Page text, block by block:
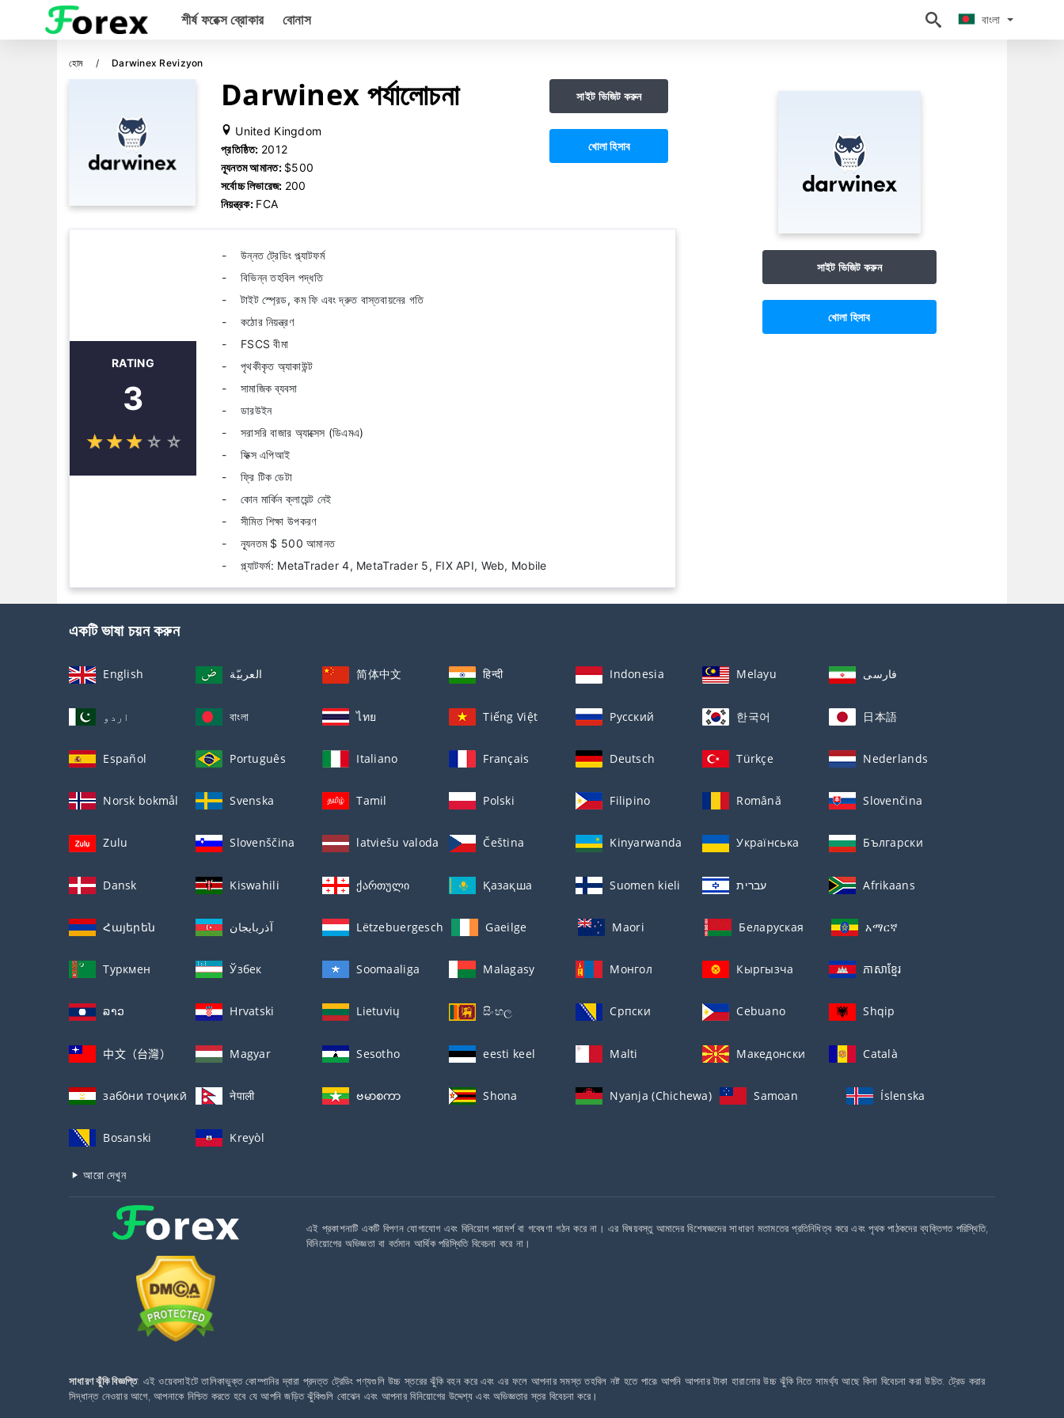
শীর্ষ ফরেক্স ব্রোকার বোনাস বাংলা
হোম Darwinex Revizyon
Darwinex পর্যালোচনা
United Kingdom
প্রতিষ্ঠিত: 2012
ন্যূনতম আমানত: $500
সর্বোচ্চ লিভারেজ: 200
নিয়ন্ত্রক: FCA
সাইট ভিজিট করুন
খোলা হিসাব
RATING
3
☆☆☆ ☆ ☆
★★★ ★ ★
উন্নত ট্রেডিং প্ল্যাটফর্ম
বিভিন্ন তহবিল পদ্ধতি
টাইট স্প্রেড, কম ফি এবং দ্রুত বাস্তবায়নের গতি
কঠোর নিয়ন্ত্রণ
FSCS বীমা
পৃথকীকৃত অ্যাকাউন্ট
সামাজিক ব্যবসা
ডারউইন
সরাসরি বাজার অ্যাক্সেস (ডিএমএ)
ফিক্স এপিআই
ফ্রি টিক ডেটা
কোন মার্কিন ক্লায়েন্ট নেই
সীমিত শিক্ষা উপকরণ
ন্যূনতম $ 500 আমানত
প্ল্যাটফর্ম: MetaTrader 4, MetaTrader 5, FIX API, Web, Mobile
সাইট ভিজিট করুন
খোলা হিসাব
একটি ভাষা চয়ন করুন
English العربيّة 简体中文 हिन्दी Indonesia Melayu فارسی
اردو বাংলা ไทย Tiếng Việt Русский 한국어 日本語
Español Português Italiano Français Deutsch Türkçe Nederlands
Norsk bokmål Svenska Tamil Polski Filipino Română Slovenčina
Zulu Slovenščina latviešu valoda Čeština Kinyarwanda Українська Български
Dansk Kiswahili ქართული Қазақша Suomen kieli עברית Afrikaans
Հայերեն آذربايجان Lëtzebuergesch Gaeilge Maori Беларуская አማርኛ
Туркмен Ўзбек Soomaaliga Malagasy Монгол Кыргызча ភាសាខ្មែរ
ລາວ Hrvatski Lietuvių සිංහල Српски Cebuano Shqip
中文（台灣） Magyar Sesotho eesti keel Malti Македонски Català
забо́ни тоҷикӣ́ नेपाली ဗမာစကာ Shona Nyanja (Chichewa) Samoan Íslenska
Bosanski Kreyòl
আরো দেখুন
এই প্রকাশনাটি একটি বিপণন যোগাযোগ এবং বিনিয়োগ পরামর্শ বা গবেষণা গঠন করে না। এর বিষয়বস্তু আমাদের বিশেষজ্ঞদের সাধারণ মতামতের প্রতিনিধিত্ব করে এবং পৃথক পাঠকদের ব্যক্তিগত পরিস্থিতি,
বিনিয়োগের অভিজ্ঞতা বা বর্তমান আর্থিক পরিস্থিতি বিবেচনা করে না।
সাধারণ ঝুঁকি বিজ্ঞপ্তি: এই ওয়েবসাইটে তালিকাভুক্ত কোম্পানির দ্বারা প্রদত্ত ট্রেডিং পণ্যগুলি উচ্চ স্তরের ঝুঁকি বহন করে এবং এর ফলে আপনার সমস্ত তহবিল নষ্ট হতে পারে৷ আপনি আপনার টাকা হারানোর উচ্চ ঝুঁকি নিতে সামর্থ্য আছে কিনা বিবেচনা করা উচিত. ট্রেড করার
সিদ্ধান্ত নেওয়ার আগে, আপনাকে নিশ্চিত করতে হবে যে আপনি জড়িত ঝুঁকিগুলি বোঝেন এবং আপনার বিনিয়োগের উদ্দেশ্য এবং অভিজ্ঞতার স্তর বিবেচনা করে।